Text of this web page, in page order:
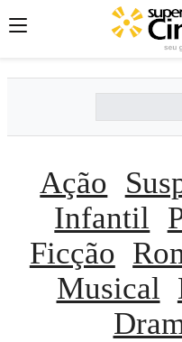
Ação
Infantil
Ficção
Musical